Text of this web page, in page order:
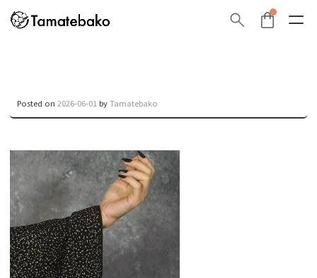
Posted on 2026-06-01 byTamatebako